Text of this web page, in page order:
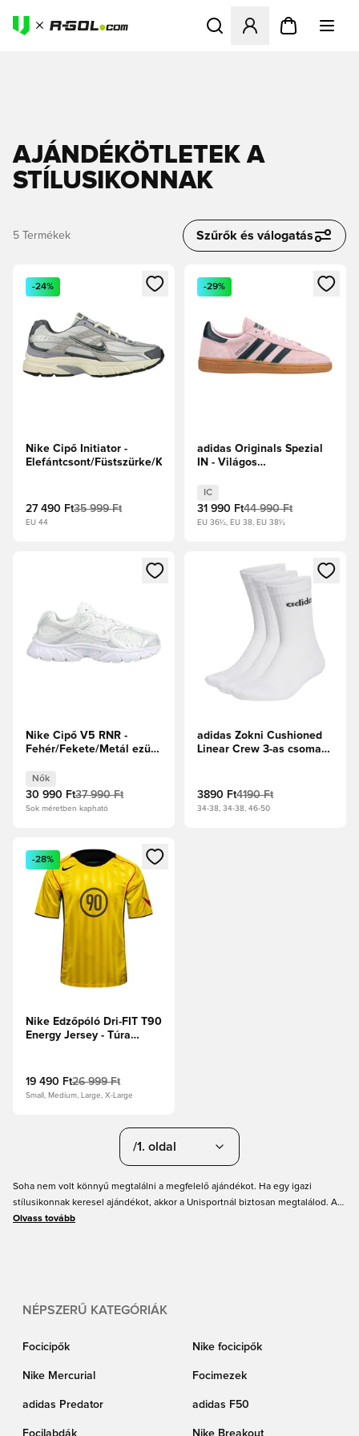
Megnyit egy modált a
AJÁNDÉKÖTLETEK A
STÍLUSIKONNAK
5 Termékek Szűrők és válogatás
Megnyit egy modált a bejelentkezéshez vagy a tagként
-24%
Nike Cipő Initiator -
Elefántcsont/Füstszürke/Kókusztej
27 490 Ft35 999 Ft
EU 44
Megnyit egy modált a
-29%
adidas Originals Spezial
IN - Világos
éjszaka
IC
31 990 Ft44 990 Ft
EU 36½, EU 38, EU 38½
Megnyit egy modált a bejelentkezéshez vagy a tagként
Nike Cipő V5 RNR -
Fehér/Fekete/Metál ezüst
Nők
30 990 Ft37 990 Ft
Sok méretben kapható
Megnyit egy modált a
adidas Zokni Cushioned
Linear Crew 3-as csomag
3890 Ft4190 Ft
34-38, 34-38, 46-50
Megnyit egy modált a bejelentkezéshez vagy a tagként
-28%
Nike Edzőpóló Dri-FIT T90
Energy Jersey - Túra
19 490 Ft26 999 Ft
Small, Medium, Large, X-Large
/1. oldal
Soha nem volt könnyű megtalálni a megfelelő ajándékot. Ha egy igazi
stílusikonnak keresel ajándékot, akkor a Unisportnál biztosan megtalálod. A
sportfelszerelések mellett stílusos sportolóknak is kínálunk sportruházatot.
Olvass tovább
NÉPSZERŰ KATEGÓRIÁK
Focicipők Nike focicipők
Nike Mercurial Focimezek
adidas Predator adidas F50
Focilabdák Nike Breakout